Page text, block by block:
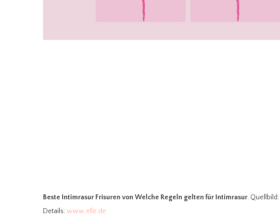
Beste Intimrasur Frisuren von Welche Regeln gelten für Intimrasur. Quellbild:
Details:www.elle.de